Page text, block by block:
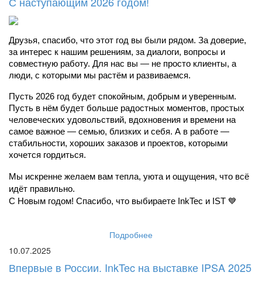
Друзья, спасибо, что этот год вы были рядом. За доверие,
за интерес к нашим решениям, за диалоги, вопросы и
совместную работу. Для нас вы — не просто клиенты, а
люди, с которыми мы растём и развиваемся.
Пусть 2026 год будет спокойным, добрым и уверенным.
Пусть в нём будет больше радостных моментов, простых
человеческих удовольствий, вдохновения и времени на
самое важное — семью, близких и себя. А в работе —
стабильности, хороших заказов и проектов, которыми
хочется гордиться.
Мы искренне желаем вам тепла, уюта и ощущения, что всё
идёт правильно.
С Новым годом! Спасибо, что выбираете InkTec и IST 💙
Подробнее
10.07.2025
Впервые в России. InkTec на выставке IPSA 2025